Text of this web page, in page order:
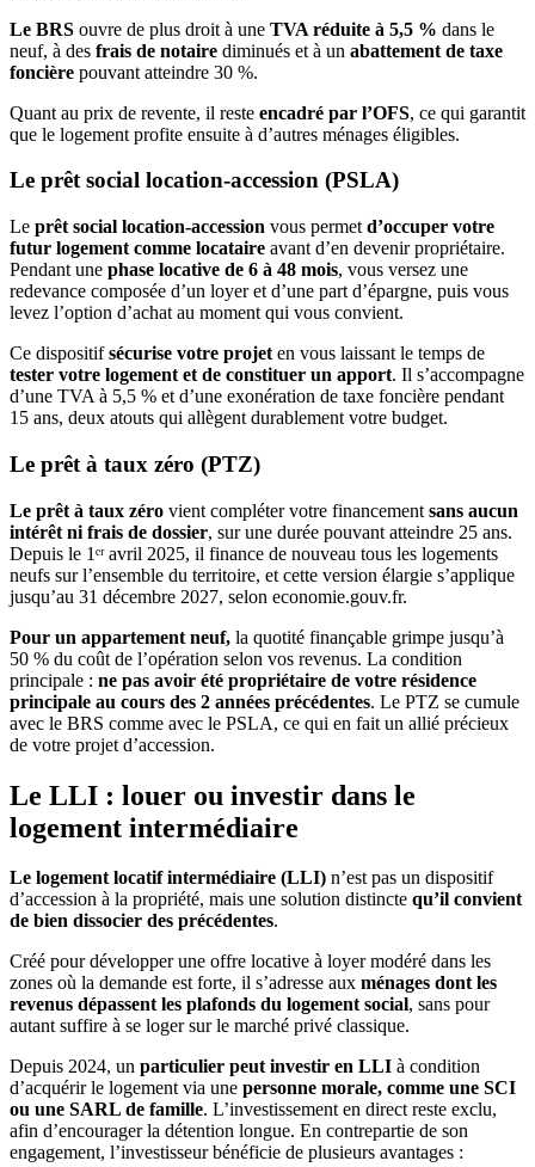
Le BRS ouvre de plus droit à une TVA réduite à 5,5 % dans le
neuf, à des frais de notaire diminués et à un abattement de taxe
foncière pouvant atteindre 30 %.
Quant au prix de revente, il reste encadré par l’OFS, ce qui garantit
que le logement profite ensuite à d’autres ménages éligibles.
Le prêt social location-accession (PSLA)
Le prêt social location-accession vous permet d’occuper votre
futur logement comme locataire avant d’en devenir propriétaire.
Pendant une phase locative de 6 à 48 mois, vous versez une
redevance composée d’un loyer et d’une part d’épargne, puis vous
levez l’option d’achat au moment qui vous convient.
Ce dispositifsécurise votre projet en vous laissant le temps de
tester votre logement et de constituer un apport. Il s’accompagne
d’une TVA à 5,5 % et d’une exonération de taxe foncière pendant
15 ans, deux atouts qui allègent durablement votre budget.
Le prêt à taux zéro (PTZ)
Le prêt à taux zéro vient compléter votre financement sans aucun
intérêt ni frais de dossier, sur une durée pouvant atteindre 25 ans.
Depuis le 1ᵉʳ avril 2025, il finance de nouveau tous les logements
neufs sur l’ensemble du territoire, et cette version élargie s’applique
jusqu’au 31 décembre 2027, selon economie.gouv.fr.
Pour un appartement neuf, la quotité finançable grimpe jusqu’à
50 % du coût de l’opération selon vos revenus. La condition
principale : ne pas avoir été propriétaire de votre résidence
principale au cours des 2 années précédentes. Le PTZ se cumule
avec le BRS comme avec le PSLA, ce qui en fait un allié précieux
de votre projet d’accession.
Le LLI : louer ou investir dans le
logement intermédiaire
Le logement locatif intermédiaire (LLI) n’est pas un dispositif
d’accession à la propriété, mais une solution distincte qu’il convient
de bien dissocier des précédentes.
Créé pour développer une offre locative à loyer modéré dans les
zones où la demande est forte, il s’adresse aux ménages dont les
revenus dépassent les plafonds du logement social, sans pour
autant suffire à se loger sur le marché privé classique.
Depuis 2024, un particulier peut investir en LLI à condition
d’acquérir le logement via une personne morale, comme une SCI
ou une SARL de famille. L’investissement en direct reste exclu,
afin d’encourager la détention longue. En contrepartie de son
engagement, l’investisseur bénéficie de plusieurs avantages :